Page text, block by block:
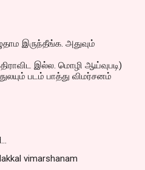
இருந்தீங்க. அதுவும்
இல்ல. மொழி ஆய்வுபடி)
படம் பாத்து விமர்சனம்
vimarshanam